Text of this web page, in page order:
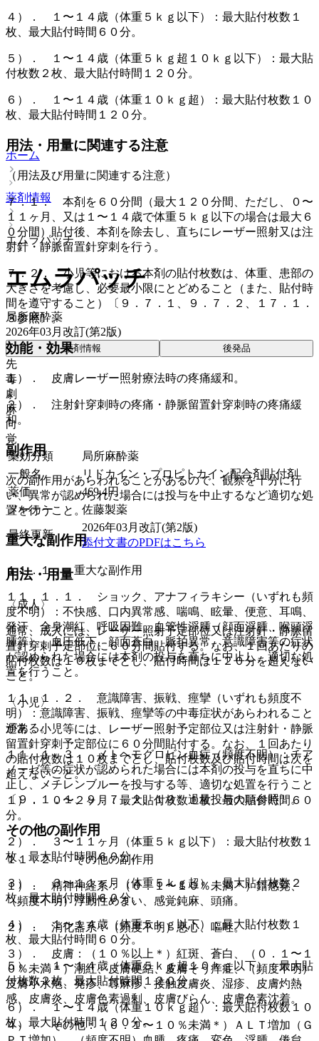
４）． １〜１４歳（体重５ｋｇ以下）：最大貼付枚数１
枚、最大貼付時間６０分。
５）． １〜１４歳（体重５ｋｇ超１０ｋｇ以下）：最大貼
付枚数２枚、最大貼付時間１２０分。
６）． １〜１４歳（体重１０ｋｇ超）：最大貼付枚数１０
枚、最大貼付時間１２０分。
用法・用量に関連する注意
（用法及び用量に関連する注意）
７．１． 本剤を６０分間（最大１２０分間、ただし、０〜
１１ヶ月、又は１〜１４歳で体重５ｋｇ以下の場合は最大６
０分間）貼付後、本剤を除去し、直ちにレーザー照射又は注
射針・静脈留置針穿刺を行う。
７．２． 小児等における本剤の貼付枚数は、体重、患部の
大きさを考慮し、必要最小限にとどめること（また、貼付時
間を遵守すること）〔９．７．１、９．７．２、１７．１．
３参照〕。
効能・効果
１）． 皮膚レーザー照射療法時の疼痛緩和。
２）． 注射針穿刺時の疼痛・静脈留置針穿刺時の疼痛緩
和。
副作用
次の副作用があらわれることがあるので、観察を十分に行
い、異常が認められた場合には投与を中止するなど適切な処
置を行うこと。
重大な副作用
１１．１． 重大な副作用
１１．１．１． ショック、アナフィラキシー（いずれも頻
度不明）：不快感、口内異常感、喘鳴、眩暈、便意、耳鳴、
発汗、全身潮紅、呼吸困難、血管性浮腫（顔面浮腫、喉頭浮
腫等）、血圧低下、顔面蒼白、脈拍異常、意識障害等の症状
が認められた場合には本剤の投与を直ちに中止し、適切な処
置を行うこと。
１１．１．２． 意識障害、振戦、痙攣（いずれも頻度不
明）：意識障害、振戦、痙攣等の中毒症状があらわれること
がある。
１１．１．３． メトヘモグロビン血症（頻度不明）：チア
ノーゼ等の症状が認められた場合には本剤の投与を直ちに中
止し、メチレンブルーを投与する等、適切な処置を行うこと
〔９．１．１、９．７．２、１３．過量投与の項参照〕。
その他の副作用
１１．２． その他の副作用
１）． 精神神経系：（０．１〜１０％未満＊）錯感覚、
（頻度不明）浮動性めまい、感覚鈍麻、頭痛。
２）． 消化器系：（頻度不明）悪心、嘔吐。
３）． 皮膚：（１０％以上＊）紅斑、蒼白、（０．１〜１
０％未満＊）潮紅、皮膚硬結、皮膚そう痒症、（頻度不明）
皮膚小水疱、発疹、蕁麻疹、接触皮膚炎、湿疹、皮膚灼熱
感、皮膚炎、皮膚色素過剰、皮膚びらん、皮膚色素沈着。
４）． その他：（０．１〜１０％未満＊）ＡＬＴ増加（Ｇ
ホーム
薬剤情報
エムラパッチ
エムラパッチ
局所麻酔薬
2026年03月改訂(第2版)
薬剤情報 後発品
先
毒
劇
麻
向
覚
薬効分類
局所麻酔薬
一般名
リドカイン・プロピトカイン配合剤貼付剤
薬価
469.4円
メーカー
佐藤製薬
最終更新
2026年03月改訂(第2版)
添付文書のPDFはこちら
用法・用量
〈成人〉
通常、成人には、レーザー照射予定部位又は注射針・静脈留
置針穿刺予定部位に６０分間貼付する。なお、１回あたりの
貼付枚数は１０枚までとし、貼付時間は１２０分を超えない
こと。
〈小児〉
通常、小児等には、レーザー照射予定部位又は注射針・静脈
留置針穿刺予定部位に６０分間貼付する。なお、１回あたり
の貼付枚数は１０枚までとし、貼付枚数及び貼付時間は次を
超えないこと。
１）． ０〜２ヶ月：最大貼付枚数１枚、最大貼付時間６０
分。
２）． ３〜１１ヶ月（体重５ｋｇ以下）：最大貼付枚数１
枚、最大貼付時間６０分。
３）． ３〜１１ヶ月（体重５ｋｇ超）：最大貼付枚数２
枚、最大貼付時間６０分。
４）． １〜１４歳（体重５ｋｇ以下）：最大貼付枚数１
枚、最大貼付時間６０分。
５）． １〜１４歳（体重５ｋｇ超１０ｋｇ以下）：最大貼
付枚数２枚、最大貼付時間１２０分。
６）． １〜１４歳（体重１０ｋｇ超）：最大貼付枚数１０
枚、最大貼付時間１２０分。